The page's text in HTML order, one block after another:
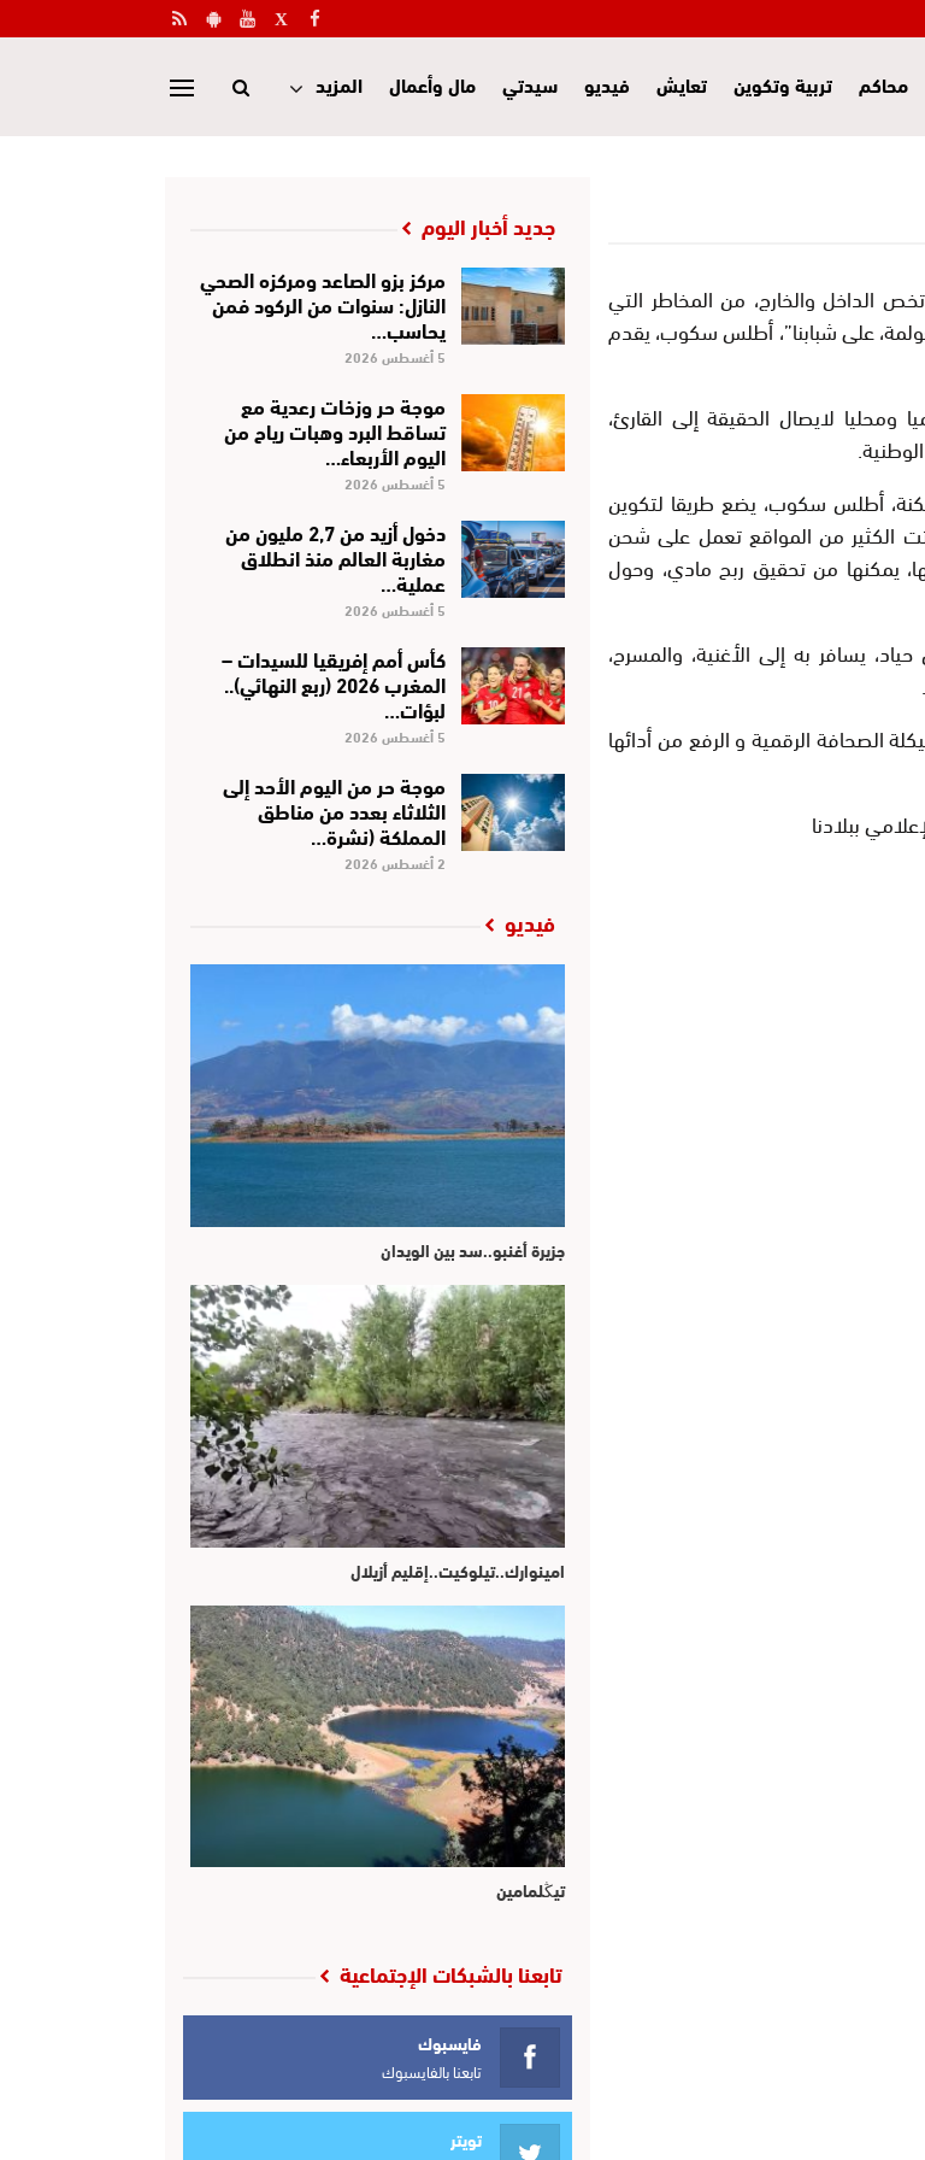
محاكم تربية وتكوين تعايش فيديو سيدتي مال وأعمال المزيد
الداخل والخارج، من المخاطر التي
على شبابنا”، أطلس سكوب، يقدم
لايصال الحقيقة إلى القارئ،
أطلس سكوب، يضع طريقا لتكوين
الكثير من المواقع تعمل على شحن
يمكنها من تحقيق ربح مادي، وحول
يسافر به إلى الأغنية، والمسرح،
الصحافة الرقمية و الرفع من أدائها
ببلادنا
جديد أخبار اليوم
مركز بزو الصاعد ومركزه الصحي
النازل: سنوات من الركود فمن
يحاسب…
5 أغسطس 2026
موجة حر وزخات رعدية مع
تساقط البرد وهبات رياح من
اليوم الأربعاء…
5 أغسطس 2026
دخول أزيد من 2,7 مليون من
مغاربة العالم منذ انطلاق
عملية…
5 أغسطس 2026
كأس أمم إفريقيا للسيدات –
المغرب 2026 (ربع النهائي)..
لبؤات…
5 أغسطس 2026
موجة حر من اليوم الأحد إلى
الثلاثاء بعدد من مناطق
المملكة (نشرة…
2 أغسطس 2026
فيديو
جزيرة أغنبو..سد بين الويدان
امينوارك..تيلوكيت..إقليم أزيلال
تيڭلمامين
تابعنا بالشبكات الإجتماعية
فايسبوك
تابعنا بالفايسبوك
تويتر